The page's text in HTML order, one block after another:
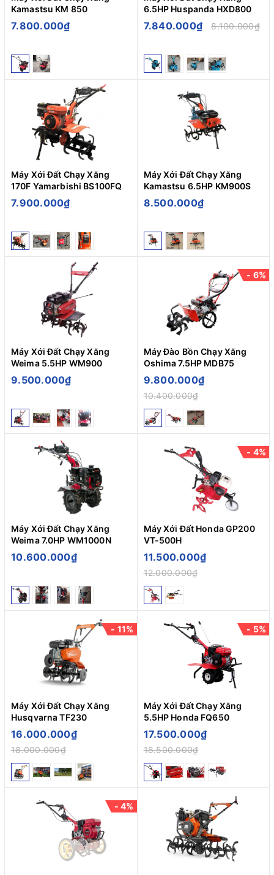
Kamastsu KM 850
7.800.000₫
6.5HP Huspanda HXD800
7.840.000₫ 8.100.000₫
Máy Xới Đất Chạy Xăng
170F Yamarbishi BS100FQ
7.900.000₫
Máy Xới Đất Chạy Xăng
Kamastsu 6.5HP KM900S
8.500.000₫
Máy Xới Đất Chạy Xăng
Weima 5.5HP WM900
9.500.000₫
- 6%
Máy Đào Bồn Chạy Xăng
Oshima 7.5HP MDB75
9.800.000₫
10.400.000₫
Máy Xới Đất Chạy Xăng
Weima 7.0HP WM1000N
10.600.000₫
- 4%
Máy Xới Đất Honda GP200
VT-500H
11.500.000₫
12.000.000₫
- 11%
Máy Xới Đất Chạy Xăng
Husqvarna TF230
16.000.000₫
18.000.000₫
- 5%
Máy Xới Đất Chạy Xăng
5.5HP Honda FQ650
17.500.000₫
18.500.000₫
- 4%